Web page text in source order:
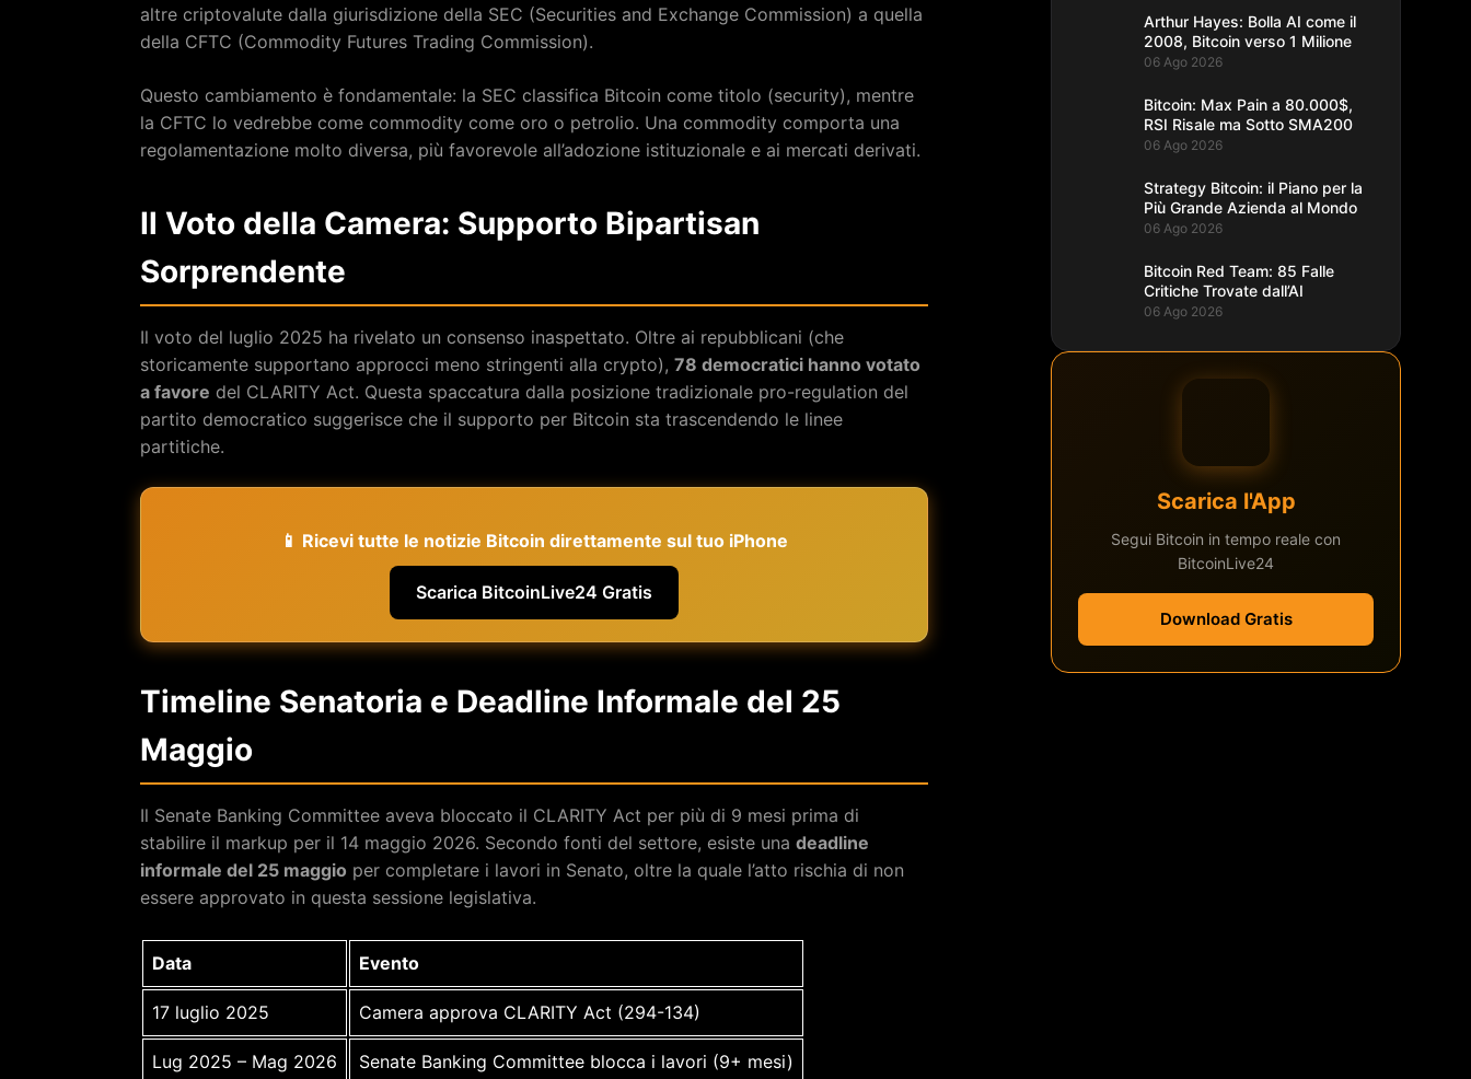
altre criptovalute dalla giurisdizione della SEC (Securities and Exchange Commission) a quella
della CFTC (Commodity Futures Trading Commission).
Questo cambiamento è fondamentale: la SEC classifica Bitcoin come titolo (security), mentre
la CFTC lo vedrebbe come commodity come oro o petrolio. Una commodity comporta una
regolamentazione molto diversa, più favorevole all’adozione istituzionale e ai mercati derivati.
Il Voto della Camera: Supporto Bipartisan
Sorprendente
Il voto del luglio 2025 ha rivelato un consenso inaspettato. Oltre ai repubblicani (che
storicamente supportano approcci meno stringenti alla crypto), 78 democratici hanno votato
a favore del CLARITY Act. Questa spaccatura dalla posizione tradizionale pro-regulation del
partito democratico suggerisce che il supporto per Bitcoin sta trascendendo le linee
partitiche.
📱 Ricevi tutte le notizie Bitcoin direttamente sul tuo iPhone
Scarica BitcoinLive24 Gratis
Timeline Senatoria e Deadline Informale del 25
Maggio
Il Senate Banking Committee aveva bloccato il CLARITY Act per più di 9 mesi prima di
stabilire il markup per il 14 maggio 2026. Secondo fonti del settore, esiste una deadline
informale del 25 maggio per completare i lavori in Senato, oltre la quale l’atto rischia di non
essere approvato in questa sessione legislativa.
Data Evento
17 luglio 2025 Camera approva CLARITY Act (294-134)
Lug 2025 – Mag 2026 Senate Banking Committee blocca i lavori (9+ mesi)
Arthur Hayes: Bolla AI come il
2008, Bitcoin verso 1 Milione
06 Ago 2026
Bitcoin: Max Pain a 80.000$,
RSI Risale ma Sotto SMA200
06 Ago 2026
Strategy Bitcoin: il Piano per la
Più Grande Azienda al Mondo
06 Ago 2026
Bitcoin Red Team: 85 Falle
Critiche Trovate dall’AI
06 Ago 2026
Scarica l'App
Segui Bitcoin in tempo reale con
BitcoinLive24
Download Gratis